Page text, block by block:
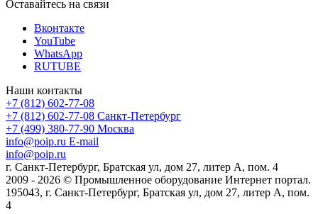
Оставайтесь на связи
Вконтакте
YouTube
WhatsApp
RUTUBE
Наши контакты
+7 (812) 602-77-08
+7 (812) 602-77-08 Санкт-Петербург
+7 (499) 380-77-90 Москва
info@poip.ru E-mail
info@poip.ru
г. Санкт-Петербург, Братская ул, дом 27, литер А, пом. 4
2009 - 2026 © Промышленное оборудование Интернет портал.
195043, г. Санкт-Петербург, Братская ул, дом 27, литер А, пом.
4